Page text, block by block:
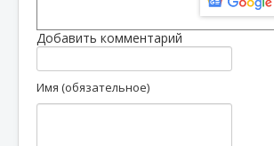
Добавить комментарий
Имя (обязательное)